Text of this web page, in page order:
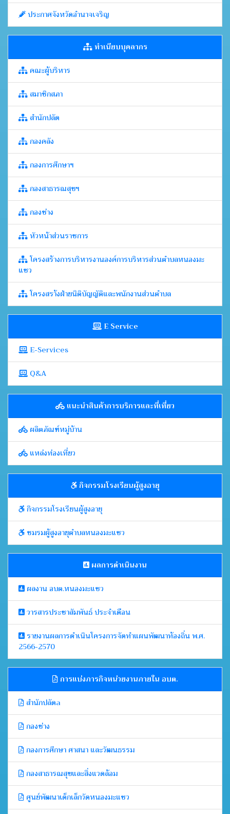
ประกาศจังหวัดอำนาจเจริญ
ทำเนียบบุคลากร
คณะผู้บริหาร
สมาชิกสภา
สำนักปลัด
กองคลัง
กองการศึกษาฯ
กองสาธารณสุขฯ
กองช่าง
หัวหน้าส่วนราชการ
โครงสร้างการบริหารงานองค์การบริหารส่วนตำบลหนองมะ
แซว
โครงสรา้งฝ่ายนิติบัญญัติและพนักงานส่วนตำบล
E Service
E-Services
Q&A
แนะนำสินค้าการบริการและที่เที่ยว
ผลิตภัณฑ์หมู่บ้าน
แหล่งท่องเที่ยว
กิจกรรมโรงเรียนผู้สูงอายุ
กิจกรรมโรงเรียนผู้สูงอายุ
ชมรมผู้สูงอายุตำบลหนองมะแซว
ผลการดำเนินงาน
ผลงาน อบต.หนองมะแซว
วารสารประชาสัมพันธ์ ประจำเดือน
รายงานผลการดำเนินโครงการจัดทำแผนพัฒนาท้องถิ่น พ.ศ.
2566-2570
การแบ่งภารกิจหน่วยงานภายใน อบต.
สำนักปลัดa
กองช่าง
กองการศึกษา ศาสนา และวัฒนธรรม
กองสาธารณสุขและสิ่งแวดล้อม
ศูนย์พัฒนาเด็กเล็กวัดหนองมะแซว